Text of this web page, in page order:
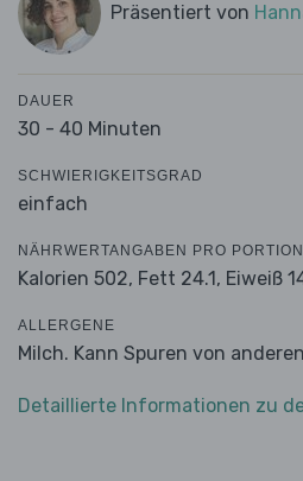
Präsentiert von
DAUER
30 - 40 Minuten
SCHWIERIGKEITSGRAD
einfach
NÄHRWERTANGABEN PRO PORTION
Kalorien 502, Fett 24.1, Eiweiß
ALLERGENE
Milch. Kann Spuren von
Detaillierte Informationen zu